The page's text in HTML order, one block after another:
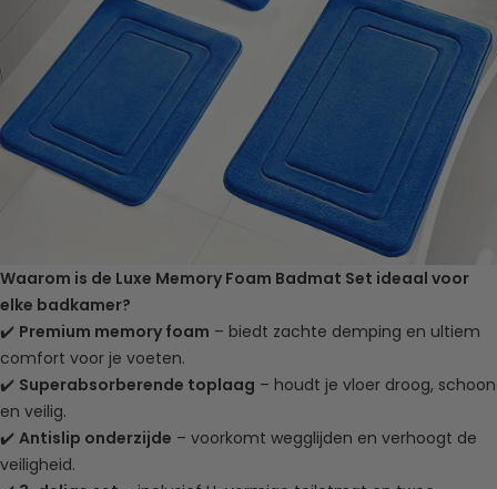
Waarom is de Luxe Memory Foam Badmat Set ideaal voor
elke badkamer?
✔️ Premium memory foam – biedt zachte demping en ultiem
comfort voor je voeten.
✔️ Superabsorberende toplaag – houdt je vloer droog, schoon
en veilig.
✔️ Antislip onderzijde – voorkomt wegglijden en verhoogt de
veiligheid.